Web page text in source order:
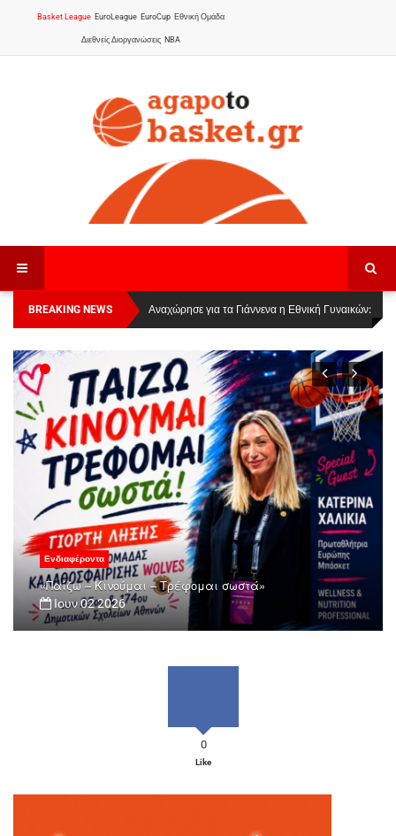
Basket League EuroLeague EuroCup Εθνική Ομάδα
Διεθνείς Διοργανώσεις NBA
BREAKING NEWS
Οι Πάνθηρες Καβάλας στην Women Basketball
League 1
Αναχώρησε για τα Γιάννενα η Εθνική Γυναικών:
Ενδιαφέροντα
«Παίζω – Κινούμαι – Τρέφομαι σωστά»
Ιουν 02 2026
0
Like